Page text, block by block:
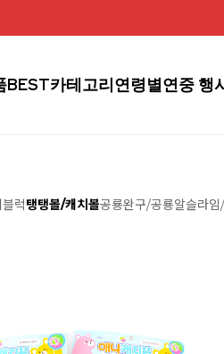
BEST카테고리연령별연중 행
블럭탱탱볼/캐치볼공룡완구/공룡알슬라